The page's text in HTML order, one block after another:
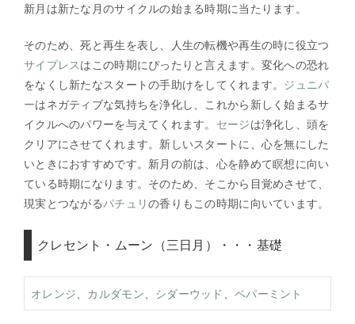
新月は新たな月のサイクルの始まる時期に当たります。
そのため、死と再生を表し、人生の転機や再生の時に役立つ
サイプレスはこの時期にぴったりと言えます。変化への恐れ
をなくし新たなスタートの手助けをしてくれます。 ジュニパ
ーはネガティブな気持ちを浄化し、これから新しく始まるサ
イクルへのパワーを与えてくれます。 セージは浄化し、頭を
クリアにさせてくれます。新しいスタートに、心を無にした
いときにおすすめです。新月の前は、心を静めて瞑想に向い
ている時期になります。そのため、そこから目覚めさせて、
現実とつながるパチュリの香りもこの時期に向いています。
クレセント・ムーン（三日月）・・・基礎
オレンジ カルダモン シダーウッド 、ペパーミント